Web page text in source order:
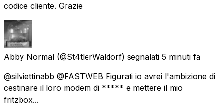
codice cliente. Grazie
Abby Normal (@St4tlerWaldorf) segnalati 5 minuti fa
@silviettinabb @FASTWEB Figurati io avrei l'ambizione di
cestinare il loro modem di ***** e mettere il mio
fritzbox...